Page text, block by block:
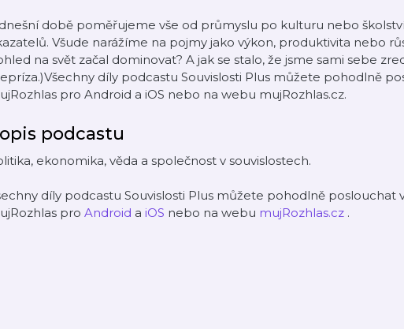
době poměřujeme vše od průmyslu po kulturu nebo
Všude narážíme na pojmy jako výkon, produktivita nebo
na svět začal dominovat? A jak se stalo, že jsme sami sebe
díly podcastu Souvislosti Plus můžete pohodlně
pro Android a iOS nebo na webu mujRozhlas.cz.
podcastu
ekonomika, věda a společnost v souvislostech.
díly podcastu Souvislosti Plus můžete pohodlně poslouchat
pro Android a iOS nebo na webu mujRozhlas.cz .